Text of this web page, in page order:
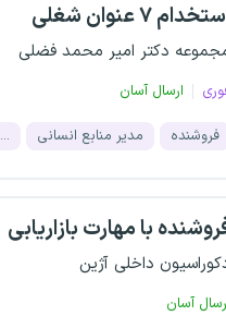
۷ عنوان شغلی
دکتر امیر محمد فضلی
ارسال آسان
فروشنده مدیر منابع انسانی ...
با مهارت بازاریابی
داخلی آژین
آسان